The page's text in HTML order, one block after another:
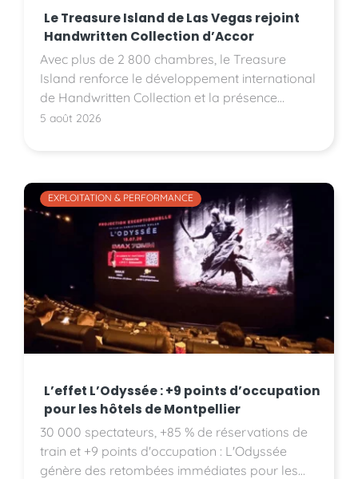
Le Treasure Island de Las Vegas rejoint
Handwritten Collection d’Accor
Avec plus de 2 800 chambres, le Treasure
Island renforce le développement international
de Handwritten Collection et la présence
d'Accor sur le marché américain.
5 août 2026
EXPLOITATION & PERFORMANCE
L’effet L’Odyssée : +9 points d’occupation
pour les hôtels de Montpellier
30 000 spectateurs, +85 % de réservations de
train et +9 points d'occupation : L'Odyssée
génère des retombées immédiates pour les